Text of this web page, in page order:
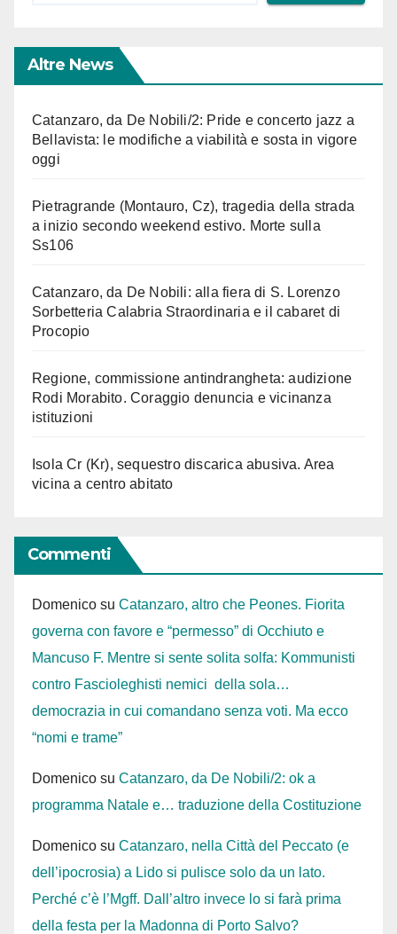
Altre News
Catanzaro, da De Nobili/2: Pride e concerto jazz a
Bellavista: le modifiche a viabilità e sosta in vigore
oggi
Pietragrande (Montauro, Cz), tragedia della strada
a inizio secondo weekend estivo. Morte sulla
Ss106
Catanzaro, da De Nobili: alla fiera di S. Lorenzo
Sorbetteria Calabria Straordinaria e il cabaret di
Procopio
Regione, commissione antindrangheta: audizione
Rodi Morabito. Coraggio denuncia e vicinanza
istituzioni
Isola Cr (Kr), sequestro discarica abusiva. Area
vicina a centro abitato
Commenti
Domenico su Catanzaro, altro che Peones. Fiorita
governa con favore e “permesso” di Occhiuto e
Mancuso F. Mentre si sente solita solfa: Kommunisti
contro Fascioleghisti nemici della sola…
democrazia in cui comandano senza voti. Ma ecco
“nomi e trame”
Domenico su Catanzaro, da De Nobili/2: ok a
programma Natale e… traduzione della Costituzione
Domenico su Catanzaro, nella Città del Peccato (e
dell’ipocrosia) a Lido si pulisce solo da un lato.
Perché c’è l’Mgff. Dall’altro invece lo si farà prima
della festa per la Madonna di Porto Salvo?